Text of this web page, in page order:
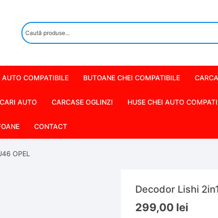
AUTO COMPATIBILE BUTOANE CHEI COMPATIBILE
AUTO CARCASE OGLINZI HUSE CHEI AUTO
CONTACT
OPEL
Decodor Lishi
299,00 lei